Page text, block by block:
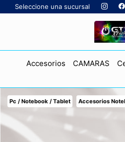
Seleccione una sucursal
Accesorios CAMARAS
Pc / Notebook / Tablet Accesorios